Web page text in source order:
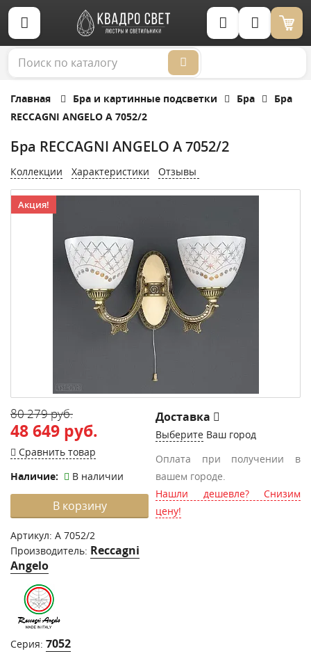
Корзина (0)
Главная Бра и картинные подсветки Бра
Бра
RECCAGNI ANGELO A 7052/2
Бра RECCAGNI ANGELO A 7052/2
Коллекции Характеристики Отзывы
Акция!
80 279 руб.
48 649 руб.
Сравнить товар
Наличие:
В наличии
В корзину
Артикул: A 7052/2
Производитель: Reccagni
Angelo
Серия: 7052
Доставка
Выберите Ваш город
Оплата при получении в
вашем городе.
Нашли дешевле? Снизим
цену!